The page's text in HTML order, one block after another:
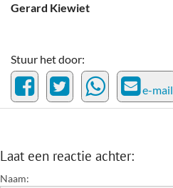
Gerard Kiewiet
Stuur het door:
e-mail
Laat een reactie achter:
Naam: